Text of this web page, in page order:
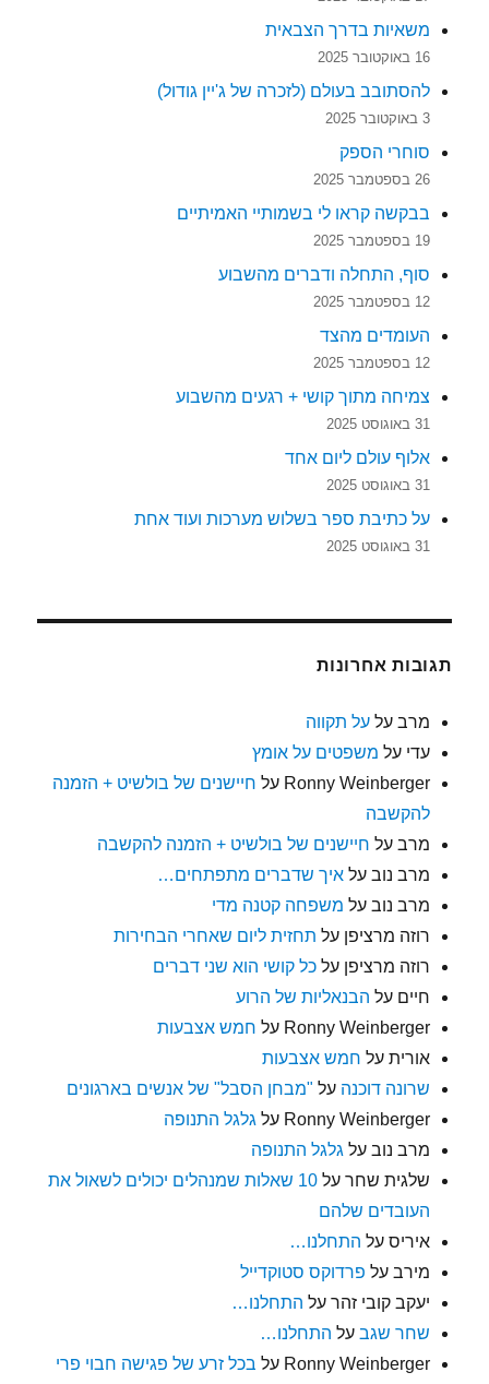
משאיות בדרך הצבאית
16 באוקטובר 2025
להסתובב בעולם (לזכרה של ג'יין גודול)
3 באוקטובר 2025
סוחרי הספק
26 בספטמבר 2025
בבקשה קראו לי בשמותיי האמיתיים
19 בספטמבר 2025
סוף, התחלה ודברים מהשבוע
12 בספטמבר 2025
העומדים מהצד
12 בספטמבר 2025
צמיחה מתוך קושי + רגעים מהשבוע
31 באוגוסט 2025
אלוף עולם ליום אחד
31 באוגוסט 2025
על כתיבת ספר בשלוש מערכות ועוד אחת
31 באוגוסט 2025
תגובות אחרונות
מרב עלעל תקווה
עדי על משפטים על אומץ
Ronny Weinberger על חיישנים של בולשיט + הזמנה
להקשבה
מרב על חיישנים של בולשיט + הזמנה להקשבה
מרב נוב עלאיך שדברים מתפתחים…
מרב נוב על משפחה קטנה מדי
רוזה מרציפן על תחזית ליום שאחרי הבחירות
רוזה מרציפן עלכל קושי הוא שני דברים
חיים על הבנאליות של הרוע
Ronny Weinberger על חמש אצבעות
אורית על חמש אצבעות
שרונה דוכנה על "מבחן הסבל" של אנשים בארגונים
Ronny Weinberger על גלגל התנופה
מרב נוב על גלגל התנופה
שלגית שחר על
10 שאלות שמנהלים יכולים לשאול את
העובדים שלהם
איריס על התחלנו…
מירב על פרדוקס סטוקדייל
יעקב קובי זהר על התחלנו…
שחר שגב על התחלנו…
Ronny Weinberger על בכל זרע של פגישה חבוי פרי